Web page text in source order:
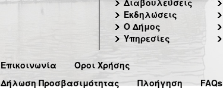
Διαβουλεύσεις
Εκδηλώσεις
Ο Δήμος
Υπηρεσίες
Επικοινωνία
Όροι Χρήσης
Δήλωση Προσβασιμότητας
Πλοήγηση FAQs